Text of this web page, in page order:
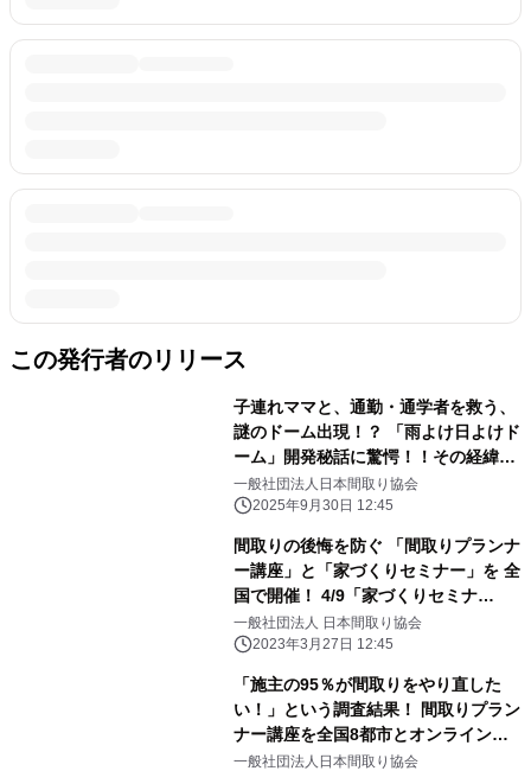
この発行者のリリース
子連れママと、通勤・通学者を救う、
謎のドーム出現！？ 「雨よけ日よけド
ーム」開発秘話に驚愕！！その経緯を
公開
一般社団法人日本間取り協会
2025年9月30日 12:45
間取りの後悔を防ぐ 「間取りプランナ
ー講座」と「家づくりセミナー」を 全
国で開催！ 4/9「家づくりセミナ
ー」、 5/3「間取りプランナー初級講
座」をオンラインで実施
一般社団法人 日本間取り協会
2023年3月27日 12:45
「施主の95％が間取りをやり直した
い！」という調査結果！ 間取りプラン
ナー講座を全国8都市とオンラインに
て開催
一般社団法人日本間取り協会